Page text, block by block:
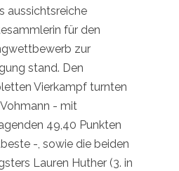
aussichtsreiche
für den
zur
stand. Den
Vierkampf turnten
- mit
49,40 Punkten
-, sowie die beiden
Lauren Huther (3. in